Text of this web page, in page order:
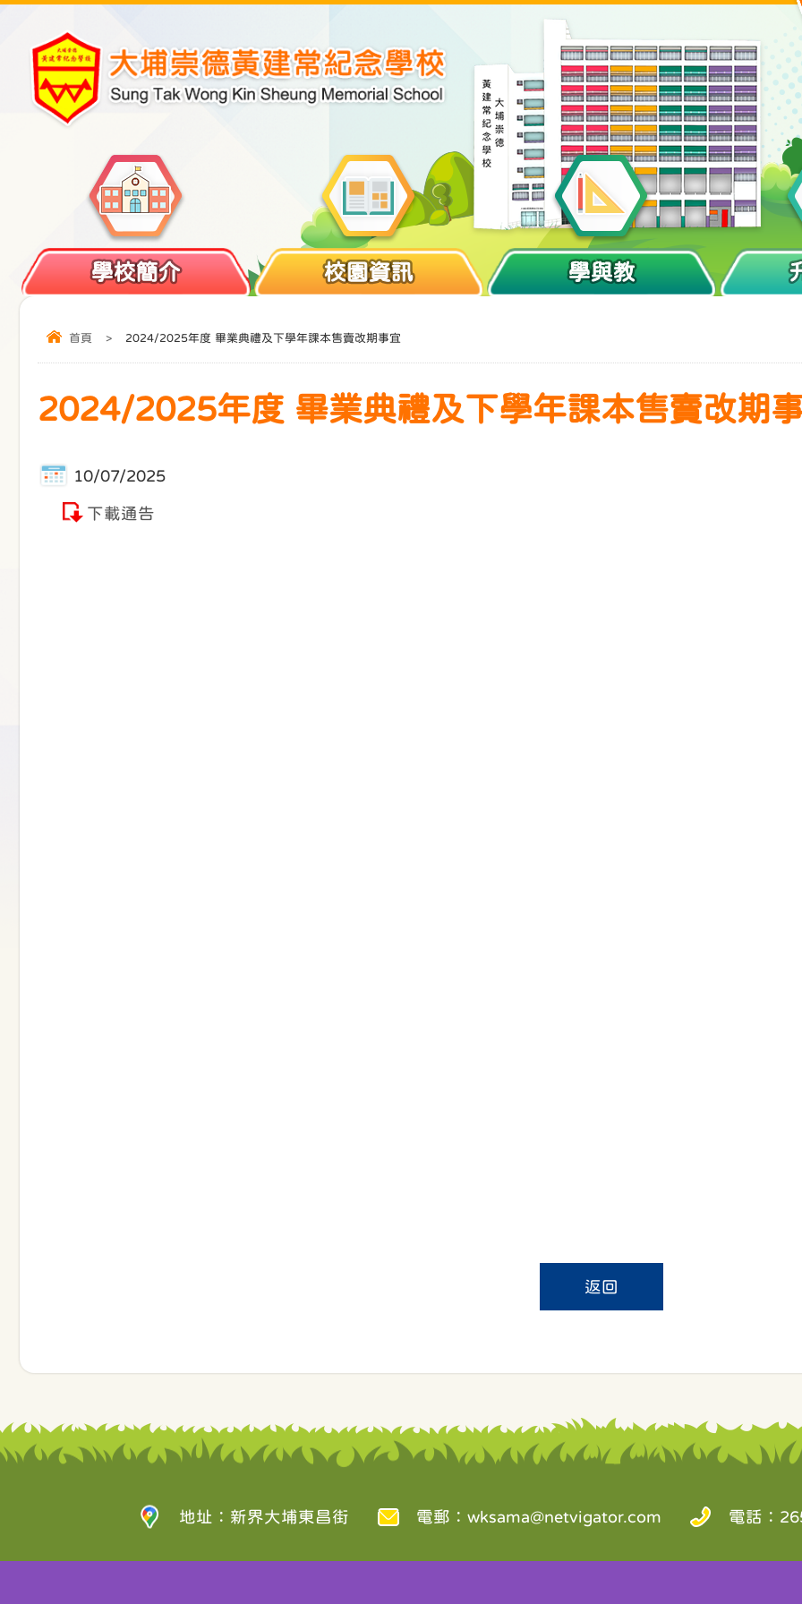
學校簡介 校園資訊 學與教
首頁 > 2024/2025年度 畢業典禮及下學年課本售賣改期事宜
2024/2025年度 畢業典禮及下學年課本售賣改期
10/07/2025
下載通告
返回
地址：新界大埔東昌街 電郵： wksama@netvigator.com 電話：